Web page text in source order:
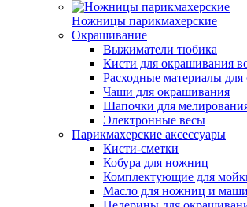
Ножницы парикмахерские
Окрашивание
Выжиматели тюбика
Кисти для окрашивания
Расходные материалы
Чаши для окрашивания
Шапочки для
Электронные весы
Парикмахерские аксессуары
Кисти-сметки
Кобура для ножниц
Комплектующие для
Масло для ножниц и